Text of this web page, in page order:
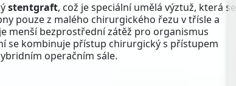
stentgraft, což je speciální umělá výztuž, která se
pouze z malého chirurgického řezu v třísle a
menší bezprostřední zátěž pro organismus
se kombinuje přístup chirurgický s přístupem
operačním sále.